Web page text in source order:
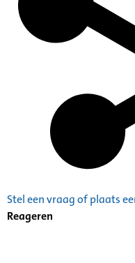
Stel een vraag of plaats
Reageren